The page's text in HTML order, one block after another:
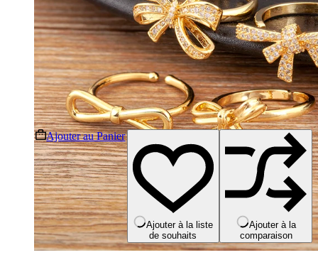
Ajouter au Panier
Ce
produit
a
plusieurs
variations.
Les
options
peuvent
être
choisies
Ajouter à la liste
de souhaits
Ajouter à la
comparaison